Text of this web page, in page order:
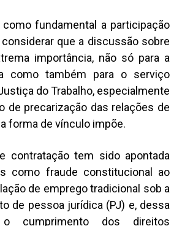
como fundamental a participação
que a discussão sobre
importância, não só para a
como também para o serviço
do Trabalho, especialmente
de precarização das relações de
forma de vínculo impõe.
contratação tem sido apontada
como fraude constitucional ao
de emprego tradicional sob a
de pessoa jurídica (PJ) e, dessa
cumprimento dos direitos